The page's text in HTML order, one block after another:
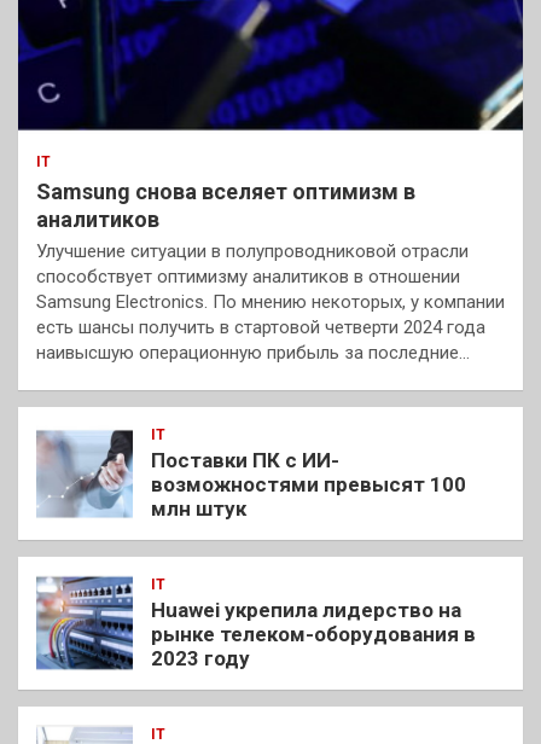
IT
Samsung снова вселяет оптимизм в
аналитиков
Улучшение ситуации в полупроводниковой отрасли
способствует оптимизму аналитиков в отношении
Samsung Electronics. По мнению некоторых, у компании
есть шансы получить в стартовой четверти 2024 года
наивысшую операционную прибыль за последние…
IT
Поставки ПК с ИИ-
возможностями превысят 100
млн штук
IT
Huawei укрепила лидерство на
рынке телеком-оборудования в
2023 году
IT